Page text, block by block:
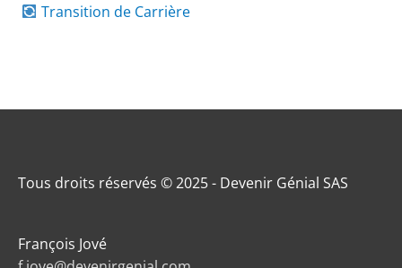
Transition de Carrière
Tous droits réservés © 2025 - Devenir Génial SAS
François Jové